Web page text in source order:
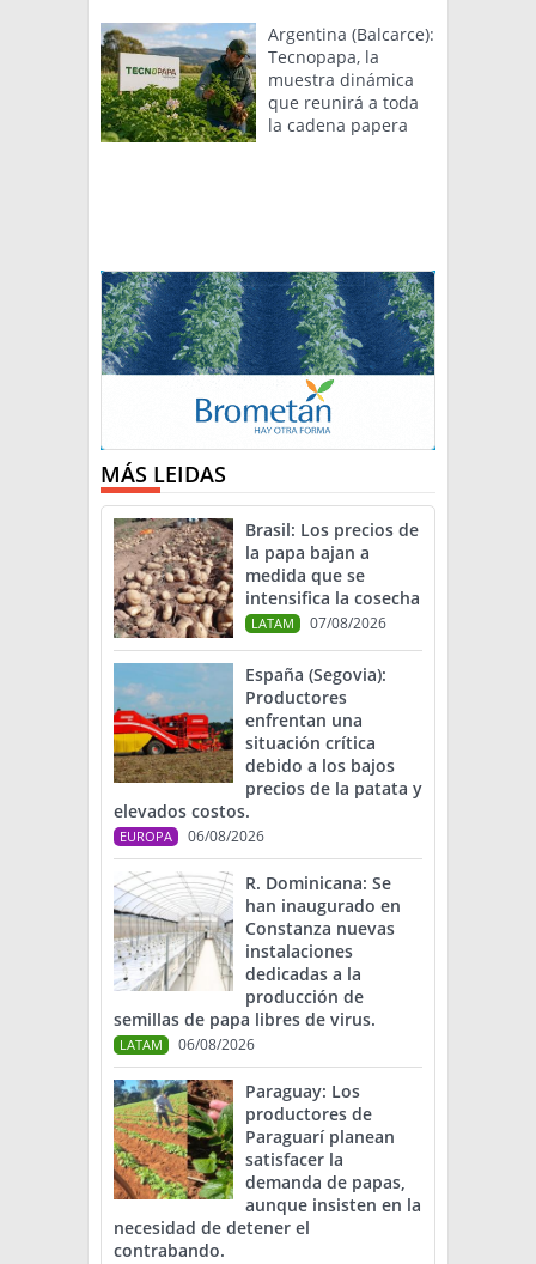
Argentina (Balcarce):
Tecnopapa, la
muestra dinámica
que reunirá a toda
la cadena papera
MÁS LEIDAS
Brasil: Los precios de
la papa bajan a
medida que se
intensifica la cosecha
LATAM 07/08/2026
España (Segovia):
Productores
enfrentan una
situación crítica
debido a los bajos
precios de la patata y
elevados costos.
EUROPA 06/08/2026
R. Dominicana: Se
han inaugurado en
Constanza nuevas
instalaciones
dedicadas a la
producción de
semillas de papa libres de virus.
LATAM 06/08/2026
Paraguay: Los
productores de
Paraguarí planean
satisfacer la
demanda de papas,
aunque insisten en la
necesidad de detener el
contrabando.